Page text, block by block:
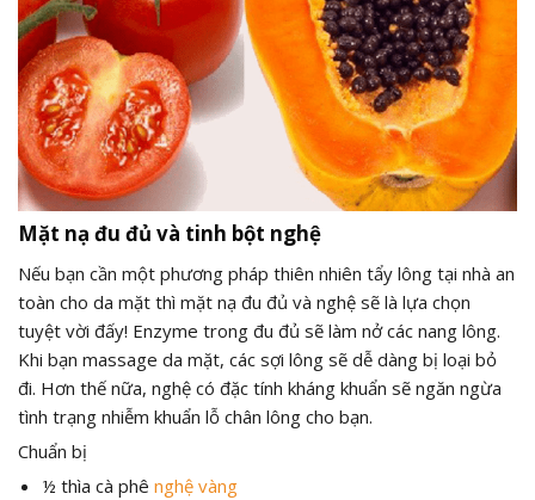
Mặt nạ đu đủ và tinh bột nghệ
Nếu bạn cần một phương pháp thiên nhiên tẩy lông tại nhà an
toàn cho da mặt thì mặt nạ đu đủ và nghệ sẽ là lựa chọn
tuyệt vời đấy! Enzyme trong đu đủ sẽ làm nở các nang lông.
Khi bạn massage da mặt, các sợi lông sẽ dễ dàng bị loại bỏ
đi. Hơn thế nữa, nghệ có đặc tính kháng khuẩn sẽ ngăn ngừa
tình trạng nhiễm khuẩn lỗ chân lông cho bạn.
Chuẩn bị
½ thìa cà phê nghệ vàng